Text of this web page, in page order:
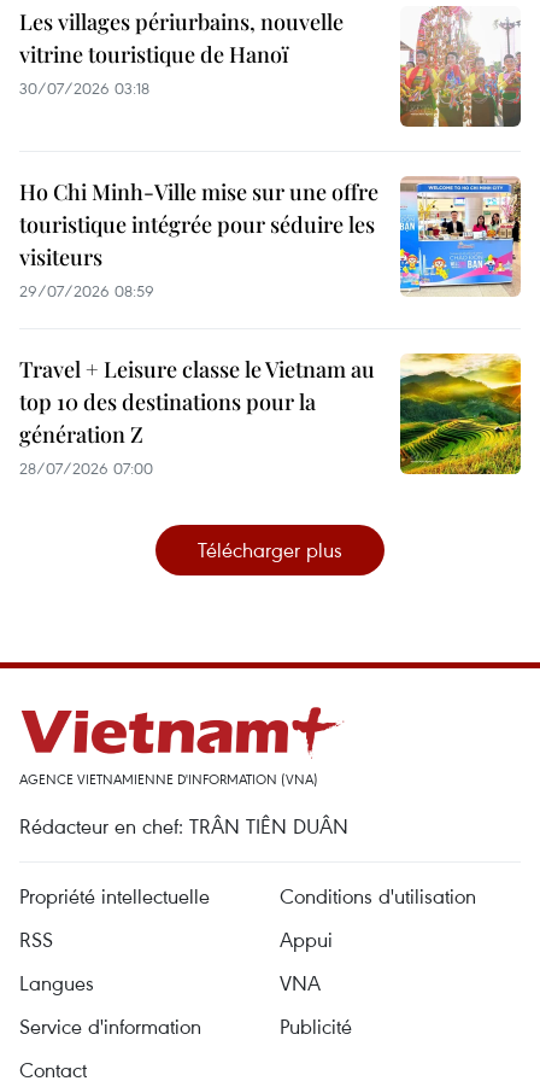
Les villages périurbains, nouvelle
vitrine touristique de Hanoï
30/07/2026 03:18
Ho Chi Minh-Ville mise sur une offre
touristique intégrée pour séduire les
visiteurs
29/07/2026 08:59
Travel + Leisure classe le Vietnam au
top 10 des destinations pour la
génération Z
28/07/2026 07:00
Télécharger plus
AGENCE VIETNAMIENNE D'INFORMATION (VNA)
Rédacteur en chef: TRÂN TIÊN DUÂN
Propriété intellectuelle
Conditions d'utilisation
RSS
Appui
Langues
VNA
Service d'information
Publicité
Contact